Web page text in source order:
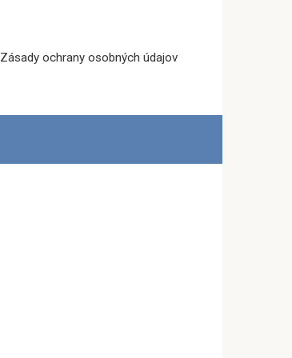
Zásady ochrany osobných údajov